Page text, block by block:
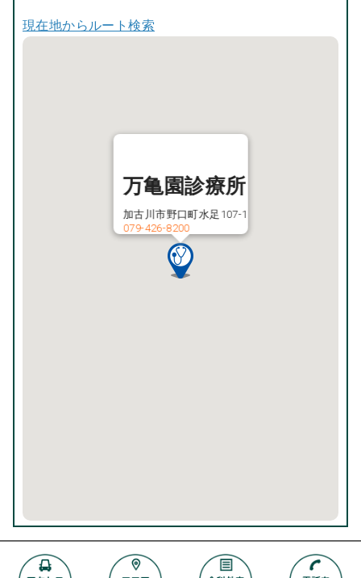
現在地からルート検索
万亀園診療所
加古川市野口町水足107-1
079-426-8200